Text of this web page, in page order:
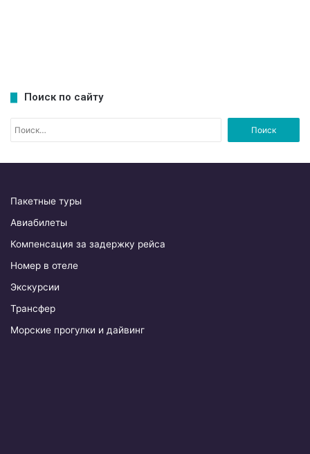
Поиск по сайту
Пакетные туры
Авиабилеты
Компенсация за задержку рейса
Номер в отеле
Экскурсии
Трансфер
Морские прогулки и дайвинг